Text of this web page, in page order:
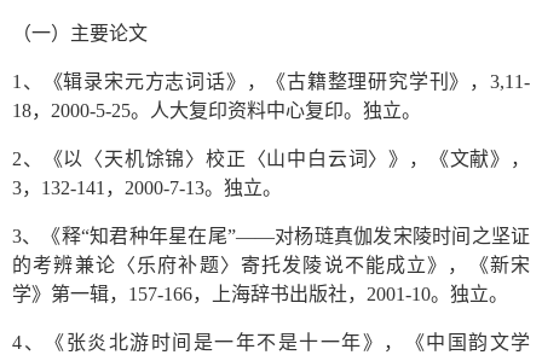
（一）主要论文
1、《辑录宋元方志词话》，《古籍整理研究学刊》，3,11-
18，2000-5-25。人大复印资料中心复印。独立。
2、《以〈天机馀锦〉校正〈山中白云词〉》，《文献》，
3，132-141，2000-7-13。独立。
3、《释“知君种年星在尾”——对杨琏真伽发宋陵时间之坚证
的考辨兼论〈乐府补题〉寄托发陵说不能成立》，《新宋
学》第一辑，157-166，上海辞书出版社，2001-10。独立。
4、《张炎北游时间是一年不是十一年》，《中国韵文学